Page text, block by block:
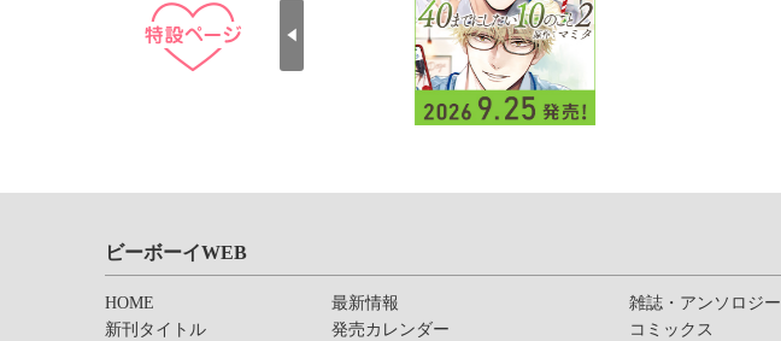
ビーボーイWEB
HOME
新刊タイトル
最新情報
発売カレンダー
雑誌・アンソロジー
コミックス